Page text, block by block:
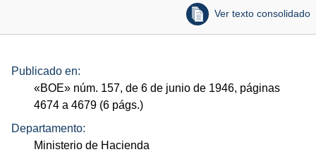
Ver texto consolidado
Publicado en:
«BOE» núm. 157, de 6 de junio de 1946, páginas
4674 a 4679 (6 págs.)
Departamento:
Ministerio de Hacienda